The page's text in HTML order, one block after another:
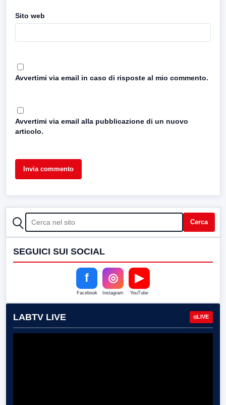
Sito web
Avvertimi via email in caso di risposte al mio commento.
Avvertimi via email alla pubblicazione di un nuovo
articolo.
CERCA Cerca
SEGUICI SUI SOCIAL
f
Facebook
◎
Instagram
▶
YouTube
LABTV LIVE LIVE